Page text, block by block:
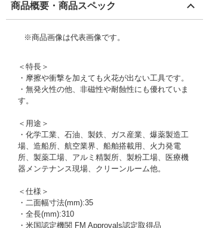
商品概要・商品スペック
※商品画像は代表画像です。
＜特長＞
・摩擦や衝撃を加えても火花が出ない工具です。
・無発火性の他、非磁性や耐蝕性にも優れていま
す。
＜用途＞
・化学工業、石油、製鉄、ガス産業、爆薬製造工
場、造船所、航空業界、船舶搭載用、火力発電
所、製薬工場、アルミ精製所、製粉工場、医療機
器メンテナンス現場、クリーンルーム他。
＜仕様＞
・二面幅寸法(mm):35
・全長(mm):310
・米国認定機関 FM Approvals認定取得品